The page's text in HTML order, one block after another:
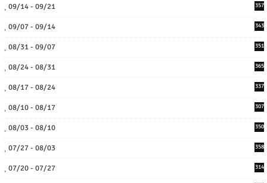
09/14 - 09/21 357
09/07 - 09/14 343
08/31 - 09/07 351
08/24 - 08/31 365
08/17 - 08/24 337
08/10 - 08/17 307
08/03 - 08/10 350
07/27 - 08/03 358
07/20 - 07/27 314